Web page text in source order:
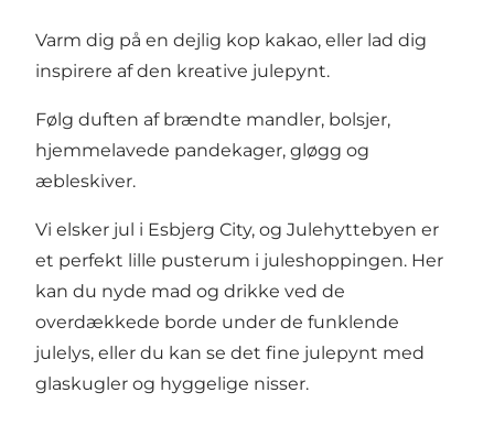
Varm dig på en dejlig kop kakao, eller lad dig
inspirere af den kreative julepynt.
Følg duften af brændte mandler, bolsjer,
hjemmelavede pandekager, gløgg og
æbleskiver.
Vi elsker jul i Esbjerg City, og Julehyttebyen er
et perfekt lille pusterum i juleshoppingen. Her
kan du nyde mad og drikke ved de
overdækkede borde under de funklende
julelys, eller du kan se det fine julepynt med
glaskugler og hyggelige nisser.